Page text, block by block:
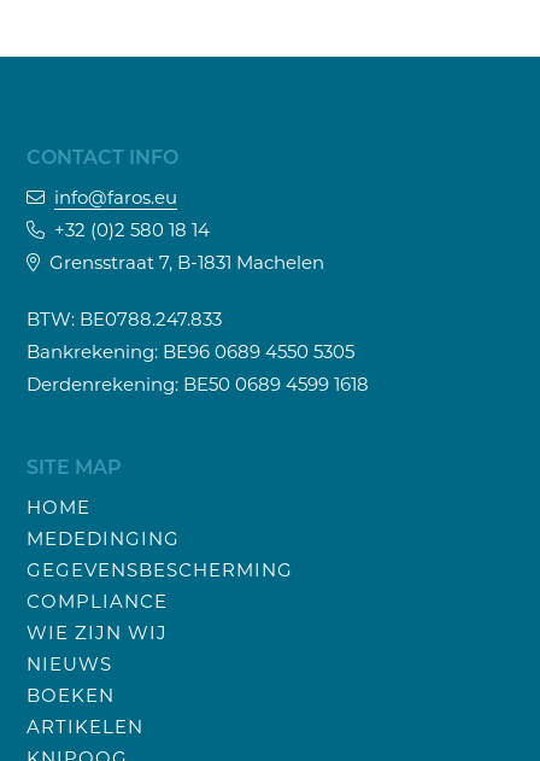
CONTACT INFO
info@faros.eu
+32 (0)2 580 18 14
Grensstraat 7, B-1831 Machelen
BTW: BE0788.247.833
Bankrekening: BE96 0689 4550 5305
Derdenrekening: BE50 0689 4599 1618
SITE MAP
HOME
MEDEDINGING
GEGEVENSBESCHERMING
COMPLIANCE
WIE ZIJN WIJ
NIEUWS
BOEKEN
ARTIKELEN